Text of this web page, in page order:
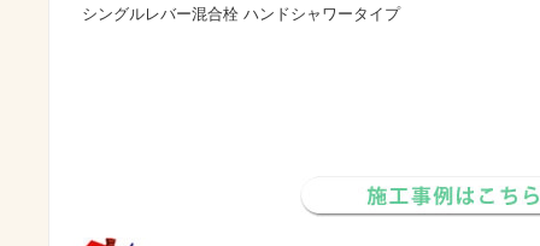
シングルレバー混合栓 ハンドシャワータイプ